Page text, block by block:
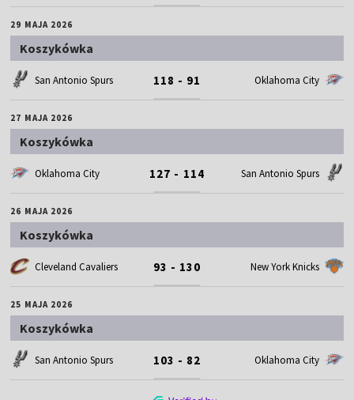
29 MAJA 2026
Koszykówka
San Antonio Spurs 118 - 91 Oklahoma City
27 MAJA 2026
Koszykówka
Oklahoma City 127 - 114 San Antonio Spurs
26 MAJA 2026
Koszykówka
Cleveland Cavaliers 93 - 130 New York Knicks
25 MAJA 2026
Koszykówka
San Antonio Spurs 103 - 82 Oklahoma City